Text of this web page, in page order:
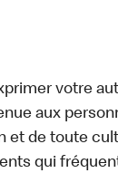
votre
aux
et de toute
qui